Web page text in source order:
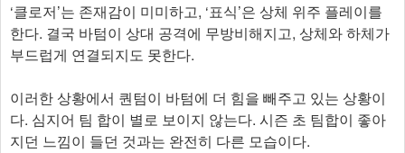
‘클로저’는 존재감이 미미하고, ‘표식’은 상체 위주 플레이를
한다. 결국 바텀이 상대 공격에 무방비해지고, 상체와 하체가
부드럽게 연결되지도 못한다.
이러한 상황에서 퀀텀이 바텀에 더 힘을 빼주고 있는 상황이
다. 심지어 팀 합이 별로 보이지 않는다. 시즌 초 팀합이 좋아
지던 느낌이 들던 것과는 완전히 다른 모습이다.